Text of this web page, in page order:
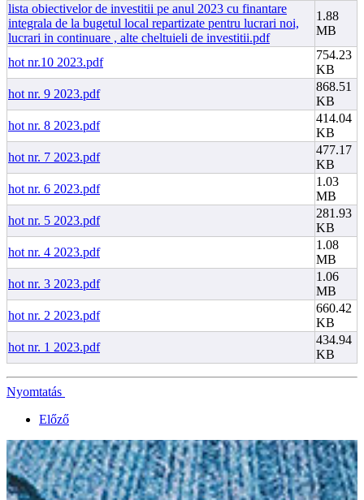
lista obiectivelor de investitii pe anul 2023 cu finantare
integrala de la bugetul local repartizate pentru lucrari noi,
lucrari in continuare , alte cheltuieli de investitii.pdf
1.88
MB
hot nr.10 2023.pdf
754.23
KB
hot nr. 9 2023.pdf
868.51
KB
hot nr. 8 2023.pdf
414.04
KB
hot nr. 7 2023.pdf
477.17
KB
hot nr. 6 2023.pdf
1.03
MB
hot nr. 5 2023.pdf
281.93
KB
hot nr. 4 2023.pdf
1.08
MB
hot nr. 3 2023.pdf
1.06
MB
hot nr. 2 2023.pdf
660.42
KB
hot nr. 1 2023.pdf
434.94
KB
Nyomtatás
Előző